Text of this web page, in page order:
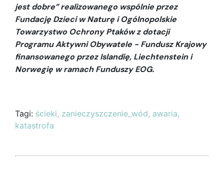
jest dobre” realizowanego wspólnie przez
Fundację Dzieci w Naturę i Ogólnopolskie
Towarzystwo Ochrony Ptaków z dotacji
Programu Aktywni Obywatele - Fundusz Krajowy
finansowanego przez Islandię, Liechtenstein i
Norwegię w ramach Funduszy EOG.
Tagi: ścieki, zanieczyszczenie_wód, awaria,
katastrofa